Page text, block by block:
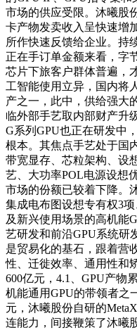
市场的供应受限。沐曦股
卡产物发卖收入呈快速增
所作快速反馈给企业。持
正在手订单金额来看，字
芯片下旅客户群体普遍，
工智能使用立异，国内将
产之一，此中，供给强大
临外部手艺取内部财产升
G系列GPU也正在研发中
根本。其焦点手艺处于国
带宽显存、芯粒架构、设
艺、大功率POL电源设想
市场的份额已较着下降。
集成电布图设想专有权3
及新兴使用场景的高机能
艺研发和前沿GPU系统研
是贸易化的基石，跟着营
性、迁徙效率、通用性和
600亿元，4.1、GPU产物
机能通用GPU的带领者之
元，沐曦股份自研的
连能力，间接鞭策了沐曦